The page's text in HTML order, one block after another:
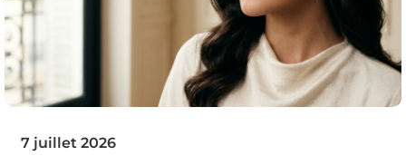
7 juillet 2026